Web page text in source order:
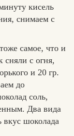
кисель
снимаем с
самое, что и
сняли с огня,
и 20 гр.
до
соль,
Два вида
вкус шоколада